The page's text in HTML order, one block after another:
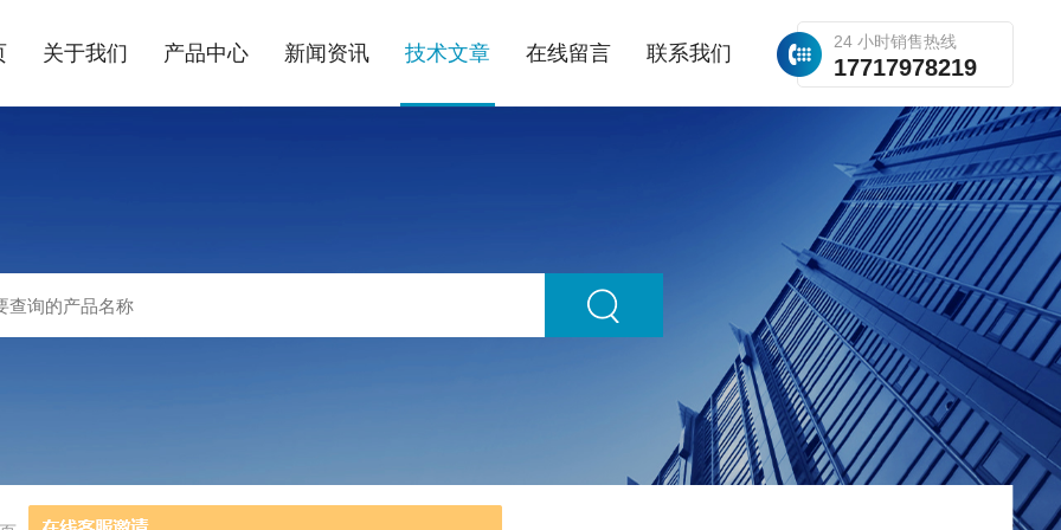
24 小时销售热线
17717978219
关于我们 产品中心 新闻资讯 技术文章 在线留言 联系我们